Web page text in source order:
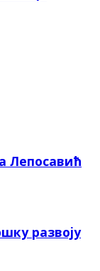
Лепосавић
развоју